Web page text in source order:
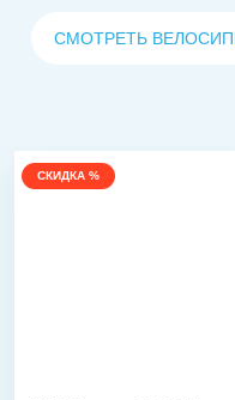
СМОТРЕТЬ
СКИДКА %